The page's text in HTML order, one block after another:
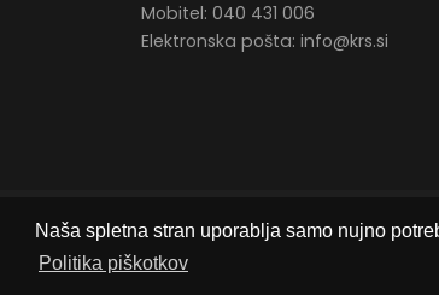
Naša spletna stran uporablja samo nujno
Politika piškotkov
Mobitel: 040 431 006
Elektronska pošta: info@krs.si